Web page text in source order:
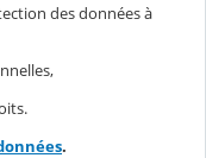
des données à
.